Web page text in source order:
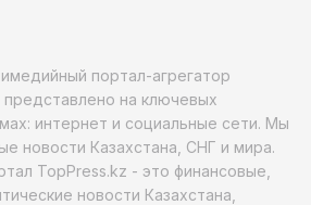
портал-агрегатор
представлено на ключевых
интернет и социальные сети. Мы
новости Казахстана, СНГ и мира.
TopPress.kz - это финансовые,
новости Казахстана,